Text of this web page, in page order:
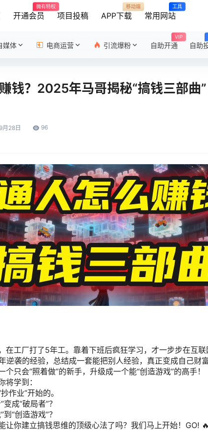
开通会员
拥有特权
项目投稿 APP下载
移动端
常用网站
工具
媒体 电商运营 引流爆粉 自助开通
VIP
自助
钱？2025年马哥揭秘“搞钱三部曲
月28日 96
在工厂打了5年工。靠着下班后疯狂学习，才一步步在互联
逆袭的经验，总结成一套能把别人经验，真正变成自己财
个只会“照着做”的新手，升级成一个能“创造游戏”的高手！
将学到：
作业”开始的。
成“破局者”？
“创造游戏”？
让你建立搞钱思维的顶级心法了吗？我们马上开始！GO! 🔥